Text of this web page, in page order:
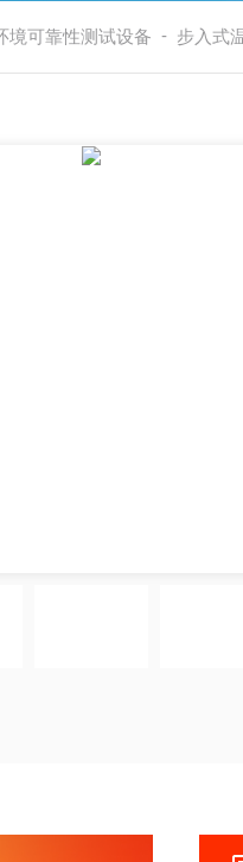
境可靠性测试设备 - 步入式